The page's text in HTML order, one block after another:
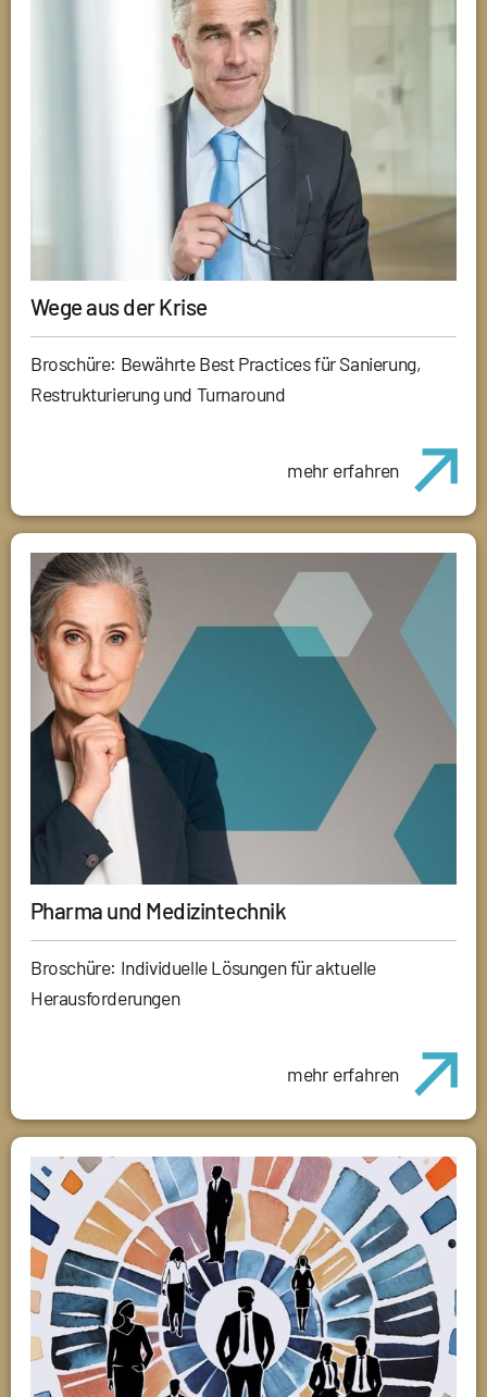
Wege aus der Krise
Broschüre: Bewährte Best Practices für Sanierung,
Restrukturierung und Turnaround
mehr erfahren
Pharma und Medizintechnik
Broschüre: Individuelle Lösungen für aktuelle
Herausforderungen
mehr erfahren